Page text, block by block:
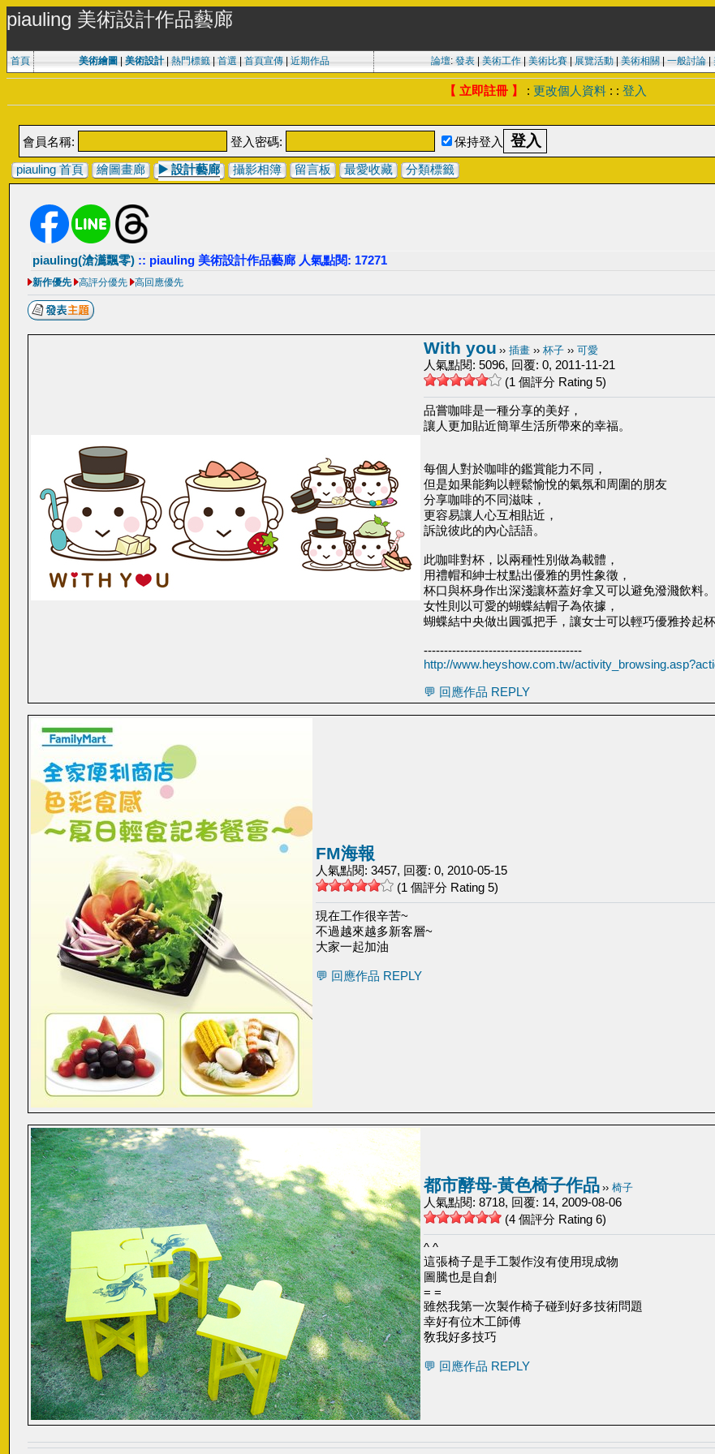
piauling 美術設計作品藝廊
首頁 美術繪圖 美術設計| 熱門標籤| 首選 首頁宣傳| 近期作品 論壇: 發表| 美術工作| 美術比賽| 展覽活動| 美術相關 一般討論|
【 立即註冊 】 : 更改個人資料 : : 登入
會員名稱: 登入密碼:
保持登入
piauling 首頁
繪圖畫廊 ▶️ 設計藝廊 攝影相簿 留言板 最愛收藏 分類標籤
piauling(滄瀳飄零) :: piauling 美術設計作品藝廊 人氣點閱: 17271
新作優先 高評分優先 高回應優先
With you ›› 插畫 ›› 杯子 ›› 可愛
人氣點閱: 5096, 回覆: 0, 2011-11-21
(1 個評分 Rating 5)
品嘗咖啡是一種分享的美好，
讓人更加貼近簡單生活所帶來的幸福。
每個人對於咖啡的鑑賞能力不同，
但是如果能夠以輕鬆愉悅的氣氛和周圍的朋友
分享咖啡的不同滋味，
更容易讓人心互相貼近，
訴說彼此的內心話語。
此咖啡對杯，以兩種性別做為載體，
用禮帽和紳士杖點出優雅的男性象徵，
杯口與杯身作出深淺讓杯蓋好拿又可以避免潑濺飲料。
女性則以可愛的蝴蝶結帽子為依據，
蝴蝶結中央做出圓弧把手，讓女士可以輕巧優雅拎起杯
---------------------------------------
http://www.heyshow.com.tw/
💬 回應作品 REPLY
FM海報
人氣點閱: 3457, 回覆: 0, 2010-05-15
(1 個評分 Rating 5)
現在工作很辛苦~
不過越來越多新客層~
大家一起加油
💬 回應作品 REPLY
都市酵母-黃色椅子作品 ›› 椅子
人氣點閱: 8718, 回覆: 14, 2009-08-06
(4 個評分 Rating 6)
^ ^
這張椅子是手工製作沒有使用現成物
圖騰也是自創
= =
雖然我第一次製作椅子碰到好多技術問題
幸好有位木工師傅
敎我好多技巧
💬 回應作品 REPLY